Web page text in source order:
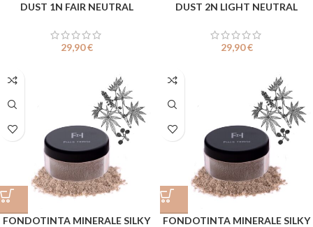
DUST 1N FAIR NEUTRAL
29,90€
DUST 2N LIGHT NEUTRAL
29,90€
FONDOTINTA MINERALE SILKY
FONDOTINTA MINERALE SILKY